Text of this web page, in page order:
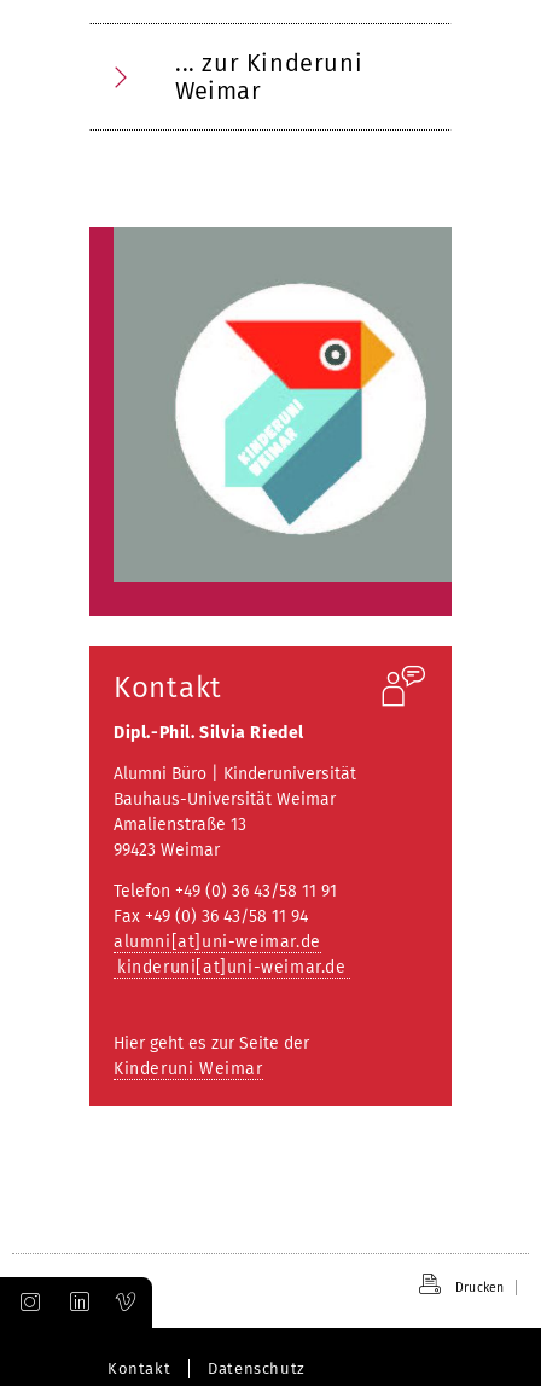
... zur Kinderuni
Weimar
Kontakt
Dipl.-Phil.Silvia Riedel
Alumni Büro | Kinderuniversität
Bauhaus-Universität Weimar
Amalienstraße 13
99423 Weimar
Telefon +49 (0) 36 43/58 11 91
Fax +49 (0) 36 43/58 11 94
alumni[at]uni-weimar.de
kinderuni[at]uni-weimar.de
Hier geht es zur Seite der
Kinderuni Weimar
Drucken
Kontakt Datenschutz